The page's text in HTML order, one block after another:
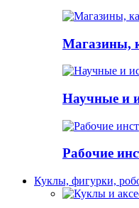
Магазины,
Научные и
Рабочие
Куклы, фигурки,